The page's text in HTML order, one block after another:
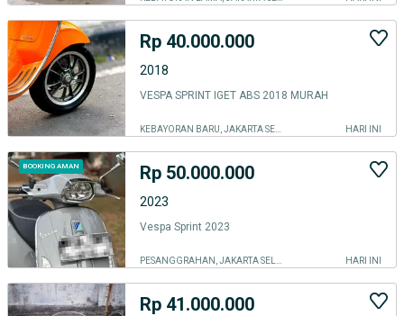
Rp 40.000.000
2018
VESPA SPRINT IGET ABS 2018 MURAH
HARI INI
BOOKING AMAN Rp 50.000.000
2023
Vespa Sprint 2023
HARI INI
Rp 41.000.000